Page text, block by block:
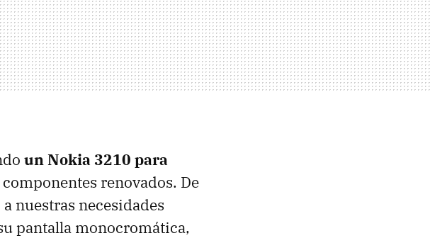
un Nokia 3210 para
renovados. De
nuestras necesidades
pantalla monocromática,